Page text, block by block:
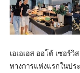
เอเอเอส ออโต้ เซอร์
ทางการแห่งแรกในปร